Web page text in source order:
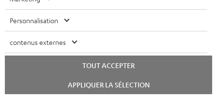
e
s
a
t
i
v
s
r
l
i
o
n
t
a
magasins.
Vue d’ensemble
chat
Personnalisation
contenus externes
TOUT ACCEPTER
APPLIQUER LA SÉLECTION